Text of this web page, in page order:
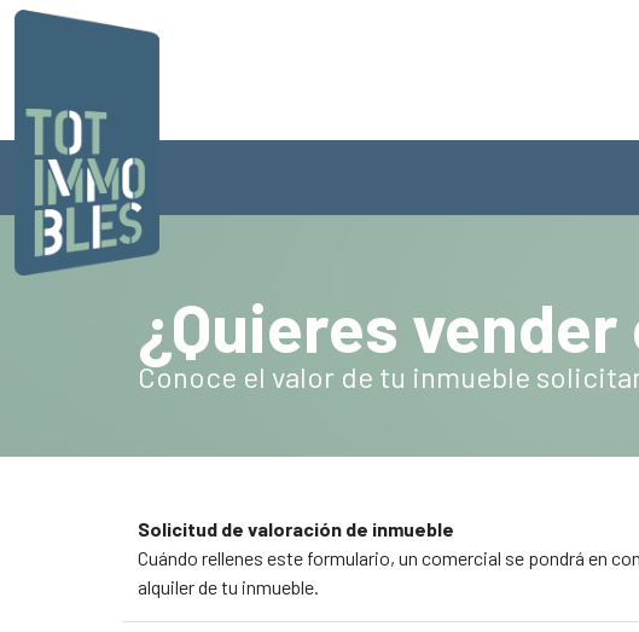
¿Quieres
Conoce el valor de tu inmueble
Solicitud de valoración de inmueble
Cuándo rellenes este formulario, un comercial se pondrá en
alquiler de tu inmueble.